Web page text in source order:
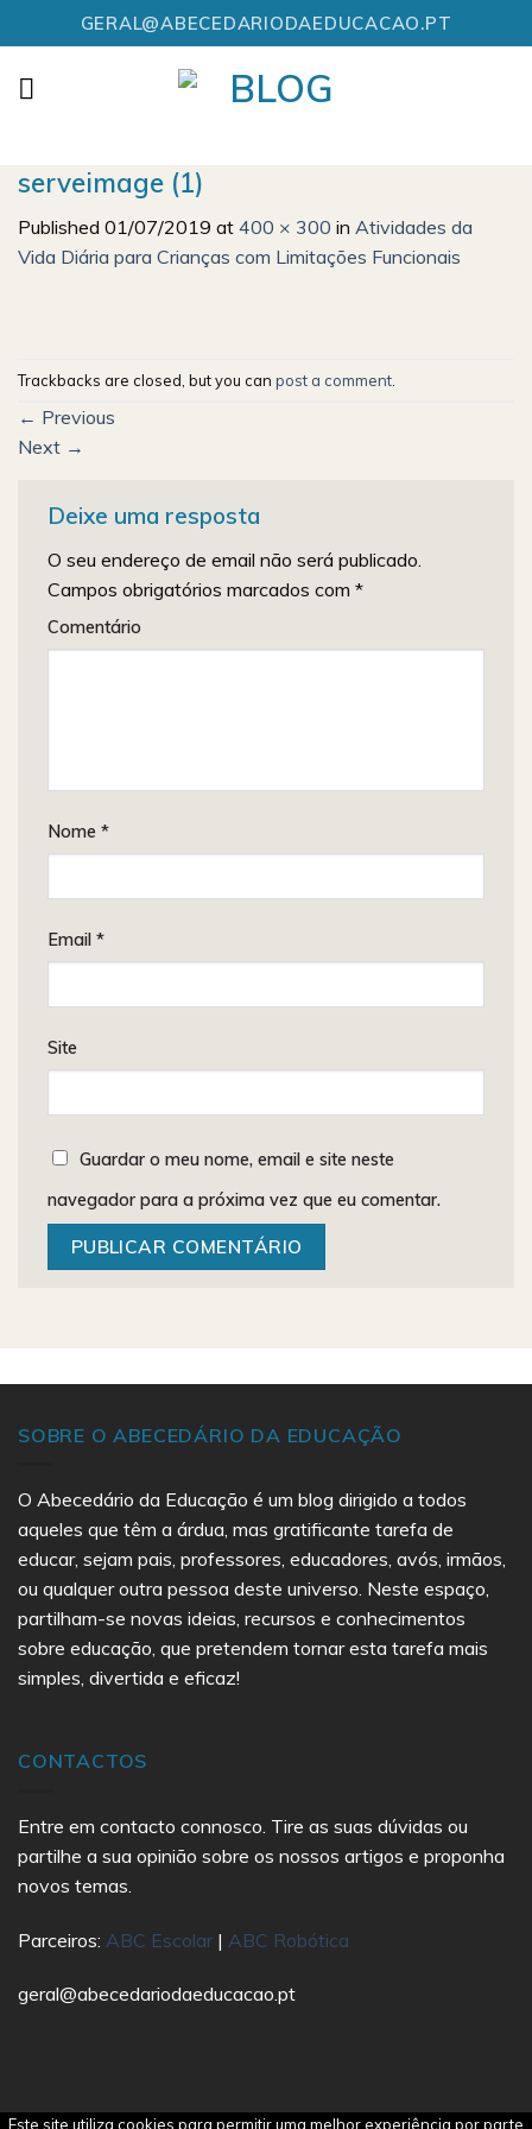
to
content
GERAL@ABECEDARIODAEDUCACAO.PT
serveimage (1)
Published 01/07/2019 at 400 × 300 in Atividades da
Vida Diária para Crianças com Limitações Funcionais
Trackbacks are closed, but you can post a comment
← Previous
Next →
Deixe uma resposta
O seu endereço de email não será publicado.
Campos obrigatórios marcados com *
Comentário
Nome *
Email *
Site
Guardar o meu nome, email e site neste
navegador para a próxima vez que eu comentar.
SOBRE O ABECEDÁRIO DA EDUCAÇÃO
O Abecedário da Educação é um blog dirigido a todos
aqueles que têm a árdua, mas gratificante tarefa de
educar, sejam pais, professores, educadores, avós, irmãos,
ou qualquer outra pessoa deste universo. Neste espaço,
partilham-se novas ideias, recursos e conhecimentos
sobre educação, que pretendem tornar esta tarefa mais
simples, divertida e eficaz!
CONTACTOS
Entre em contacto connosco. Tire as suas dúvidas ou
partilhe a sua opinião sobre os nossos artigos e proponha
novos temas.
Parceiros: ABC Escolar | ABC Robótica
geral@abecedariodaeducacao.pt
Este site utiliza cookies para permitir uma melhor experiência por parte